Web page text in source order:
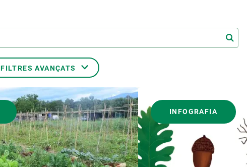
FILTRES AVANÇATS
FORMAT
INFOGRAFIA